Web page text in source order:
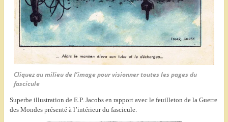
Cliquez au milieu de l’image pour visionner toutes les pages du
fascicule
Superbe illustration de E.P. Jacobs en rapport avec le feuilleton de la Guerre
des Mondes présenté à l’intérieur du fascicule.